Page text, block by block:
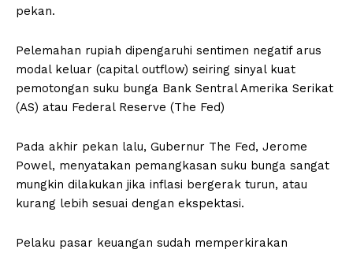
pekan.
Pelemahan rupiah dipengaruhi sentimen negatif arus
modal keluar (capital outflow) seiring sinyal kuat
pemotongan suku bunga Bank Sentral Amerika Serikat
(AS) atau Federal Reserve (The Fed)
Pada akhir pekan lalu, Gubernur The Fed, Jerome
Powel, menyatakan pemangkasan suku bunga sangat
mungkin dilakukan jika inflasi bergerak turun, atau
kurang lebih sesuai dengan ekspektasi.
Pelaku pasar keuangan sudah memperkirakan